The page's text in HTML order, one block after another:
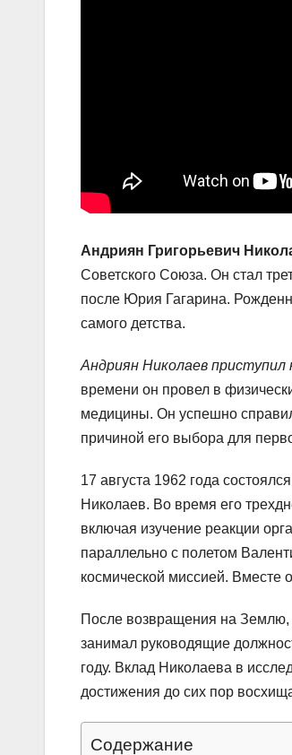
Андриян Григорьевич
Советского Союза. Он стал
после Юрия Гагарина.
самого детства.
Андриян Николаев приступил
времени он провел в
медицины. Он успешно
причиной его выбора для
17 августа 1962 года
Николаев. Во время его
включая изучение реакции
параллельно с полетом
космической миссией. Вместе
После возвращения на
занимал руководящие
году. Вклад Николаева в
достижения до сих пор
Содержание